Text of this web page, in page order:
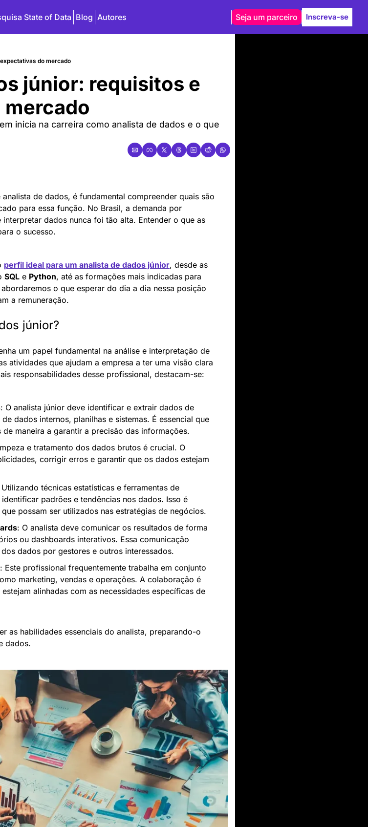
State of Data Blog Autores Seja um parceiro Inscreva-se
do mercado
júnior: requisitos e
inicia na carreira como analista de dados e o que
analista de dados, é fundamental compreender quais são
para essa função. No Brasil, a demanda por
dados nunca foi tão alta. Entender o que as
o sucesso.
perfil ideal para um analista de dados júnior, desde as
SQL e Python, até as formações mais indicadas para
o que esperar do dia a dia nessa posição
a remuneração.
júnior?
um papel fundamental na análise e interpretação de
atividades que ajudam a empresa a ter uma visão clara
responsabilidades desse profissional, destacam-se:
: O analista júnior deve identificar e extrair dados de
dados internos, planilhas e sistemas. É essencial que
maneira a garantir a precisão das informações.
e tratamento dos dados brutos é crucial. O
corrigir erros e garantir que os dados estejam
Utilizando técnicas estatísticas e ferramentas de
padrões e tendências nos dados. Isso é
possam ser utilizados nas estratégias de negócios.
: O analista deve comunicar os resultados de forma
ou dashboards interativos. Essa comunicação
dados por gestores e outros interessados.
: Este profissional frequentemente trabalha em conjunto
marketing, vendas e operações. A colaboração é
alinhadas com as necessidades específicas de
as habilidades essenciais do analista, preparando-o
dados.